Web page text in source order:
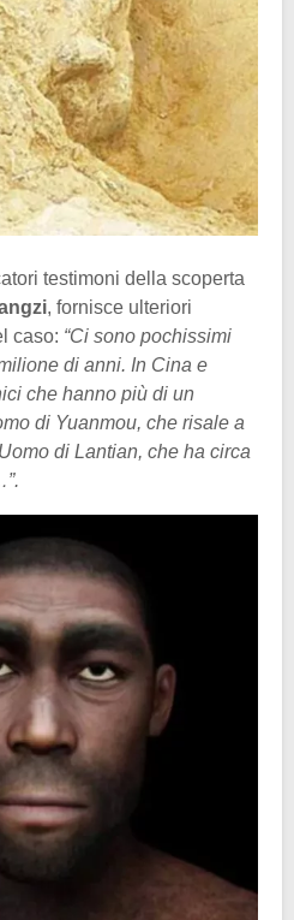
testimoni della scoperta
, fornisce ulteriori
caso: “Ci sono pochissimi
di anni. In Cina e
che hanno più di un
di Yuanmou, che risale a
di Lantian, che ha circa